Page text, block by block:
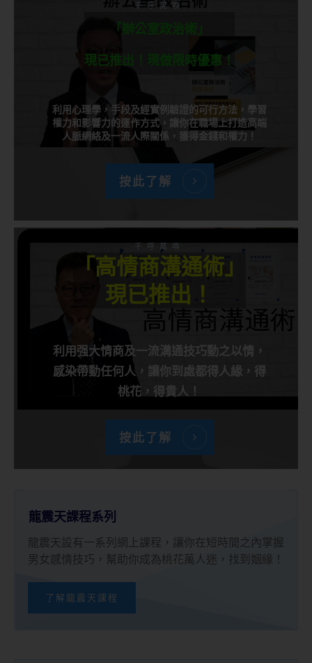
千呼萬喚
「辦公室政治術」
現已推出！現做限時優惠！
利用心理學，手段及經實例驗證的可行方法，學習
權力和影響力的運作方式，讓你在職場上打造高端
人脈網絡及一流人際關係，獲得金錢和權力！
按此了解
千呼萬喚
「高情商溝通術」
現已推出！
利用强大情商及一流溝通技巧動之以情，
感染帶動任何人，讓你到處都得人緣，得
桃花，得貴人！
按此了解
龍震天課程系列
龍震天設有一系列網上課程，讓你在短時間之內掌握
男女感情技巧，幫助你成為桃花萬人迷，找到姻緣！
了解龍震天課程